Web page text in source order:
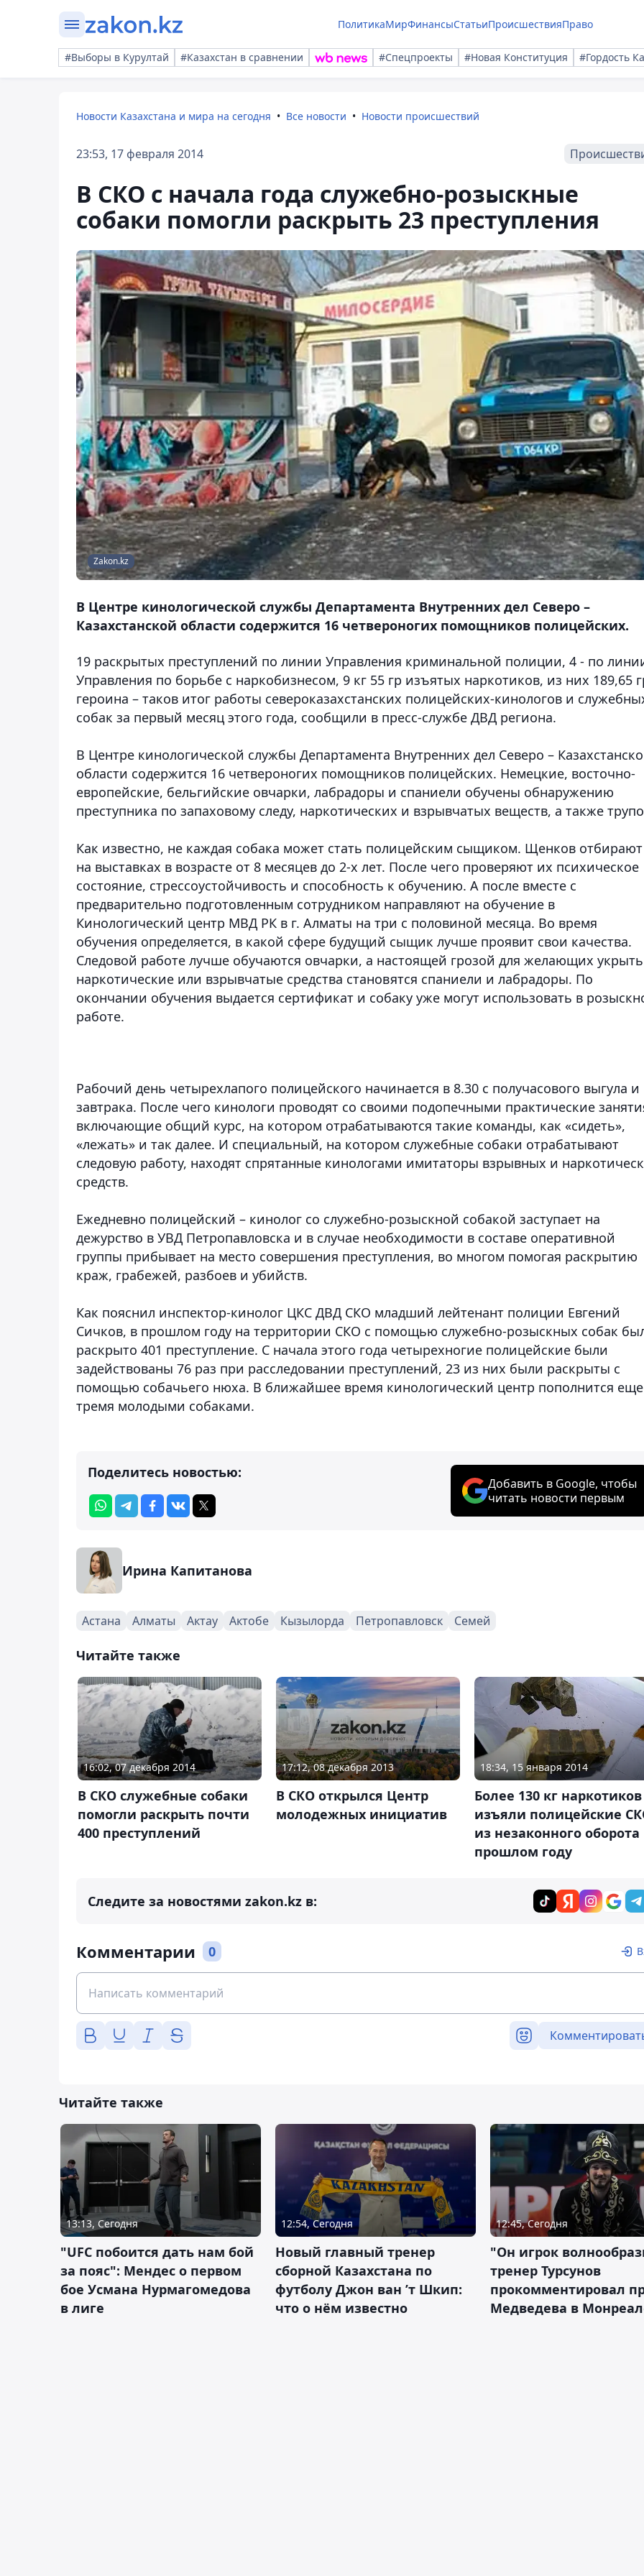
ПолитикаМирФинансыСтатьиПроисшествияПраво
#Выборы в Курултай #Казахстан в сравнении #Спецпроекты #Новая Конституция #Гордость
Новости Казахстана и мира на сегодня Все новости Новости происшествий
23:53, 17 февраля 2014
В СКО с начала года служебно-розыскные
собаки помогли раскрыть 23 преступления
Zakon.kz
В Центре кинологической службы Департамента Внутренних дел Северо –
Казахстанской области содержится 16 четвероногих помощников полицейских.
19 раскрытых преступлений по линии Управления криминальной полиции, 4 - по
Управления по борьбе с наркобизнесом, 9 кг 55 гр изъятых наркотиков, из них 189,65
героина – таков итог работы североказахстанских полицейских-кинологов и
собак за первый месяц этого года, сообщили в пресс-службе ДВД региона.
В Центре кинологической службы Департамента Внутренних дел Северо –
области содержится 16 четвероногих помощников полицейских. Немецкие, восточно-
европейские, бельгийские овчарки, лабрадоры и спаниели обучены обнаружению
преступника по запаховому следу, наркотических и взрывчатых веществ, а также
Как известно, не каждая собака может стать полицейским сыщиком. Щенков отбирают
на выставках в возрасте от 8 месяцев до 2-х лет. После чего проверяют их психическое
состояние, стрессоустойчивость и способность к обучению. А после вместе с
предварительно подготовленным сотрудником направляют на обучение в
Кинологический центр МВД РК в г. Алматы на три с половиной месяца. Во время
обучения определяется, в какой сфере будущий сыщик лучше проявит свои качества.
Следовой работе лучше обучаются овчарки, а настоящей грозой для желающих укрыть
наркотические или взрывчатые средства становятся спаниели и лабрадоры. По
окончании обучения выдается сертификат и собаку уже могут использовать в
работе.
Рабочий день четырехлапого полицейского начинается в 8.30 с получасового выгула и
завтрака. После чего кинологи проводят со своими подопечными практические
включающие общий курс, на котором отрабатываются такие команды, как «сидеть»,
«лежать» и так далее. И специальный, на котором служебные собаки отрабатывают
следовую работу, находят спрятанные кинологами имитаторы взрывных и
средств.
Ежедневно полицейский – кинолог со служебно-розыскной собакой заступает на
дежурство в УВД Петропавловска и в случае необходимости в составе оперативной
группы прибывает на место совершения преступления, во многом помогая раскрытию
краж, грабежей, разбоев и убийств.
Как пояснил инспектор-кинолог ЦКС ДВД СКО младший лейтенант полиции Евгений
Сичков, в прошлом году на территории СКО с помощью служебно-розыскных собак
раскрыто 401 преступление. С начала этого года четырехногие полицейские были
задействованы 76 раз при расследовании преступлений, 23 из них были раскрыты с
помощью собачьего нюха. В ближайшее время кинологический центр пополнится еще
тремя молодыми собаками.
Поделитесь новостью:
Добавить в Google, чтобы
читать новости первым
Ирина Капитанова
Астана Алматы Актау Актобе Кызылорда Петропавловск Семей
Читайте также
16:02, 07 декабря 2014
В СКО служебные собаки
помогли раскрыть почти
400 преступлений
17:12, 08 декабря 2013
В СКО открылся Центр
молодежных инициатив
18:34, 15 января 2014
Более 130 кг наркотиков
изъяли полицейские
из незаконного оборота
прошлом году
Следите за новостями zakon.kz в:
Комментарии 0
Читайте также
13:13, Сегодня
"UFC побоится дать нам бой
за пояс": Мендес о первом
бое Усмана Нурмагомедова
в лиге
12:54, Сегодня
Новый главный тренер
сборной Казахстана по
футболу Джон ван ’т Шкип:
что о нём известно
12:45, Сегодня
"Он игрок
тренер Турсунов
прокомментировал
Медведева в